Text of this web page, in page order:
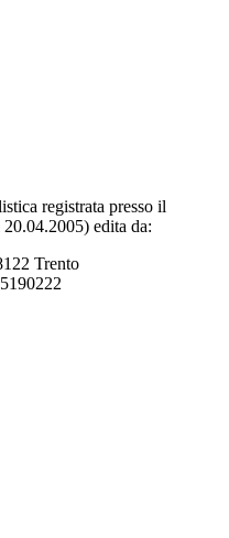
registrata presso il
edita da:
Trento